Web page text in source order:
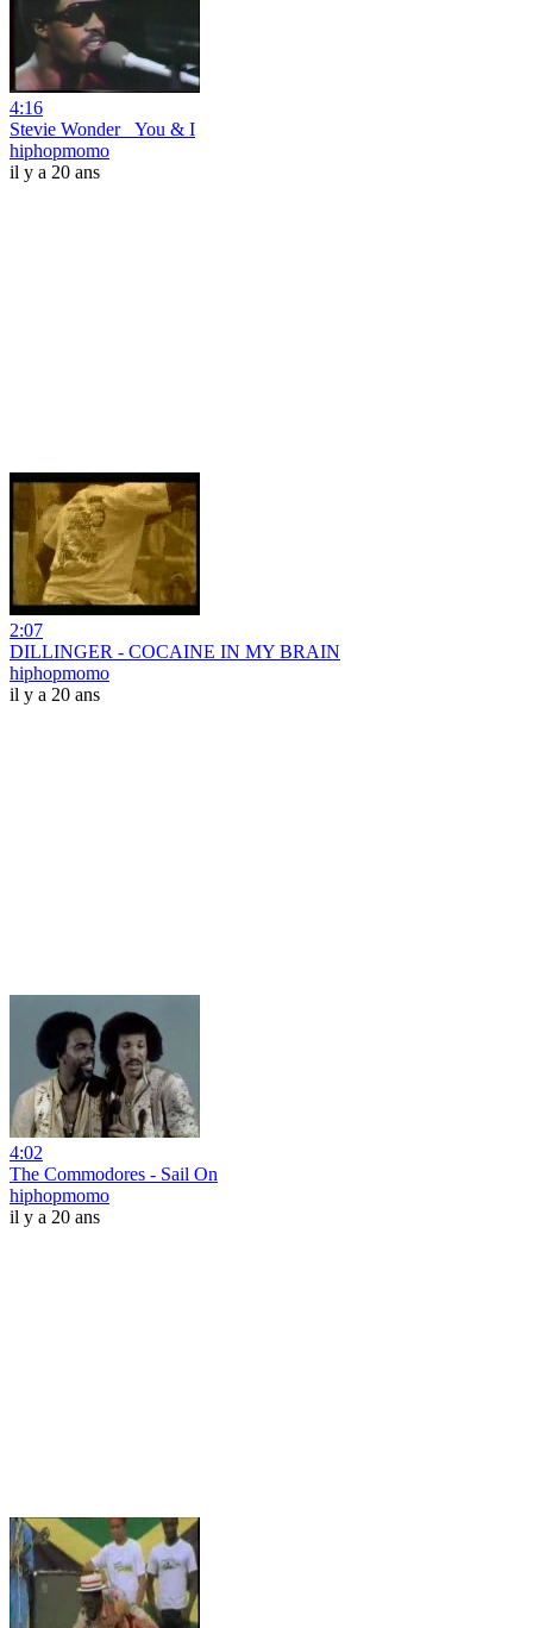
4:16
Stevie Wonder _You & I
hiphopmomo
il y a 20 ans
2:07
DILLINGER - COCAINE IN MY BRAIN
hiphopmomo
il y a 20 ans
4:02
The Commodores - Sail On
hiphopmomo
il y a 20 ans